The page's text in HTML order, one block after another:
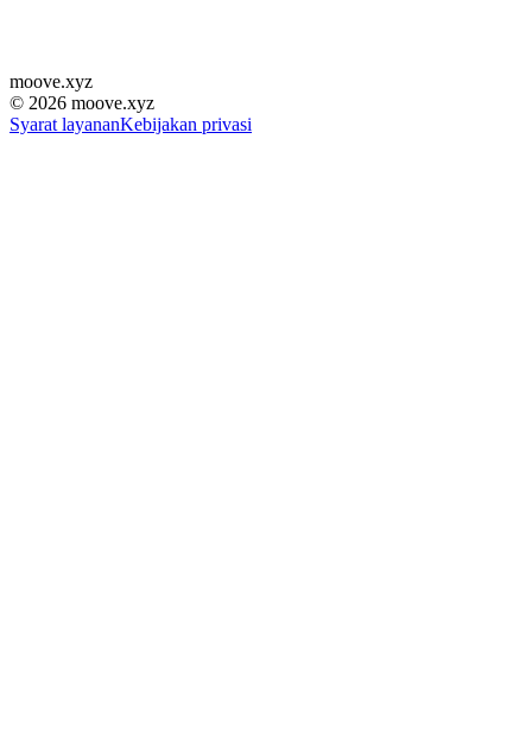
moove.xyz
© 2026 moove.xyz
Syarat layananKebijakan privasi